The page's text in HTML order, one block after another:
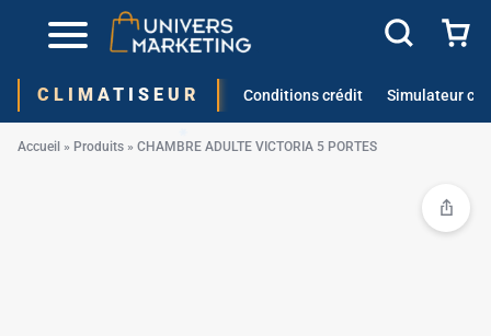
CLIMATISEUR Conditions crédit Simulateur
Accueil » Produits » CHAMBRE ADULTE VICTORIA 5 PORTES